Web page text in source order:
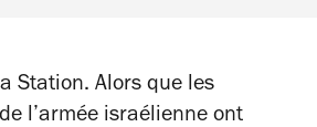
Station. Alors que les
l’armée israélienne ont